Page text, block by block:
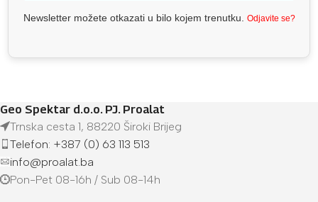
Newsletter možete otkazati u bilo kojem trenutku. Odjavite se?
Geo Spektar d.o.o. PJ. Proalat
Trnska cesta 1, 88220 Široki Brijeg
Telefon: +387 (0) 63 113 513
info@proalat.ba
Pon-Pet 08-16h / Sub 08-14h